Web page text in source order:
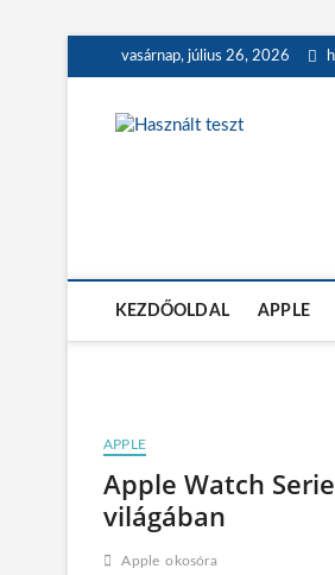
to
vasárnap, július 26, 2026
KEZDŐOLDAL APPLE
APPLE
Apple Watch
világában
Apple okosóra